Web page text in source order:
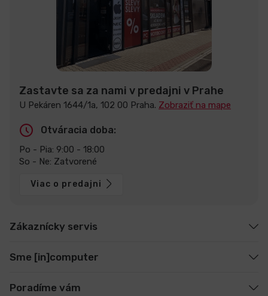
Zastavte sa za nami v predajni v Prahe
U Pekáren 1644/1a, 102 00 Praha. Zobraziť na mape
Otváracia doba:
Po - Pia: 9:00 - 18:00
So - Ne: Zatvorené
Viac o predajni
Zákaznícky servis
Sme [in]computer
Poradíme vám